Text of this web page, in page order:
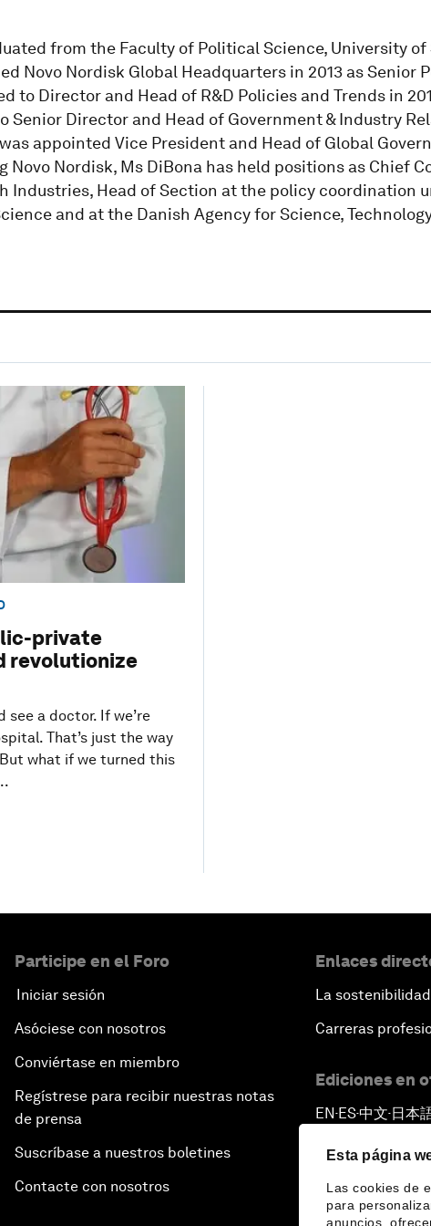
Esta página
Las cookies de
para
anuncios,
from the Faculty of Political Science, University
Novo Nordisk Global Headquarters in 2013 as Senior
to Director and Head of R&D Policies and Trends in
Senior Director and Head of Government & Industry
appointed Vice President and Head of Global
Novo Nordisk, Ms DiBona has held positions as Chief
Industries, Head of Section at the policy coordination
and at the Danish Agency for Science,
private
revolutionize
see a doctor. If we’re
That’s just the way
what if we turned this
Participe en el Foro
Iniciar sesión
Asóciese con nosotros
Conviértase en miembro
Regístrese para recibir nuestras notas
de prensa
Suscríbase a nuestros boletines
Contacte con nosotros
Enlaces
La
Carreras
Ediciones en
EN ▪ ES▪中文▪ 日本